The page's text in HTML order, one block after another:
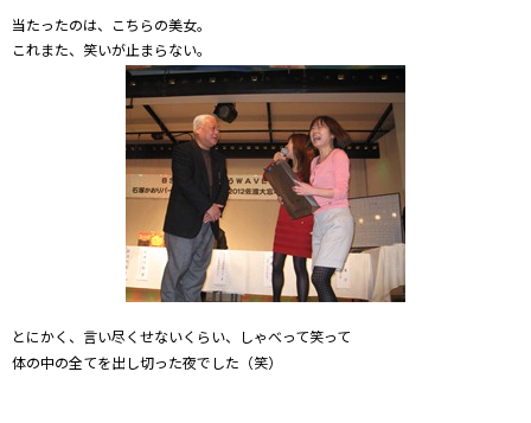
当たったのは、こちらの美女。
これまた、笑いが止まらない。
とにかく、言い尽くせないくらい、しゃべって笑って
体の中の全てを出し切った夜でした（笑）